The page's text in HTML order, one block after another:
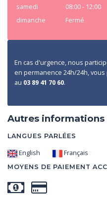
samedi
08:00 - 12:00
dimanche
Fermé
En cas d'urgence, nous
en permanence 24h/24h,
au 03 89 41 70 60.
Autres informations
LANGUES PARLÉES
English Français
MOYENS DE PAIEMENT